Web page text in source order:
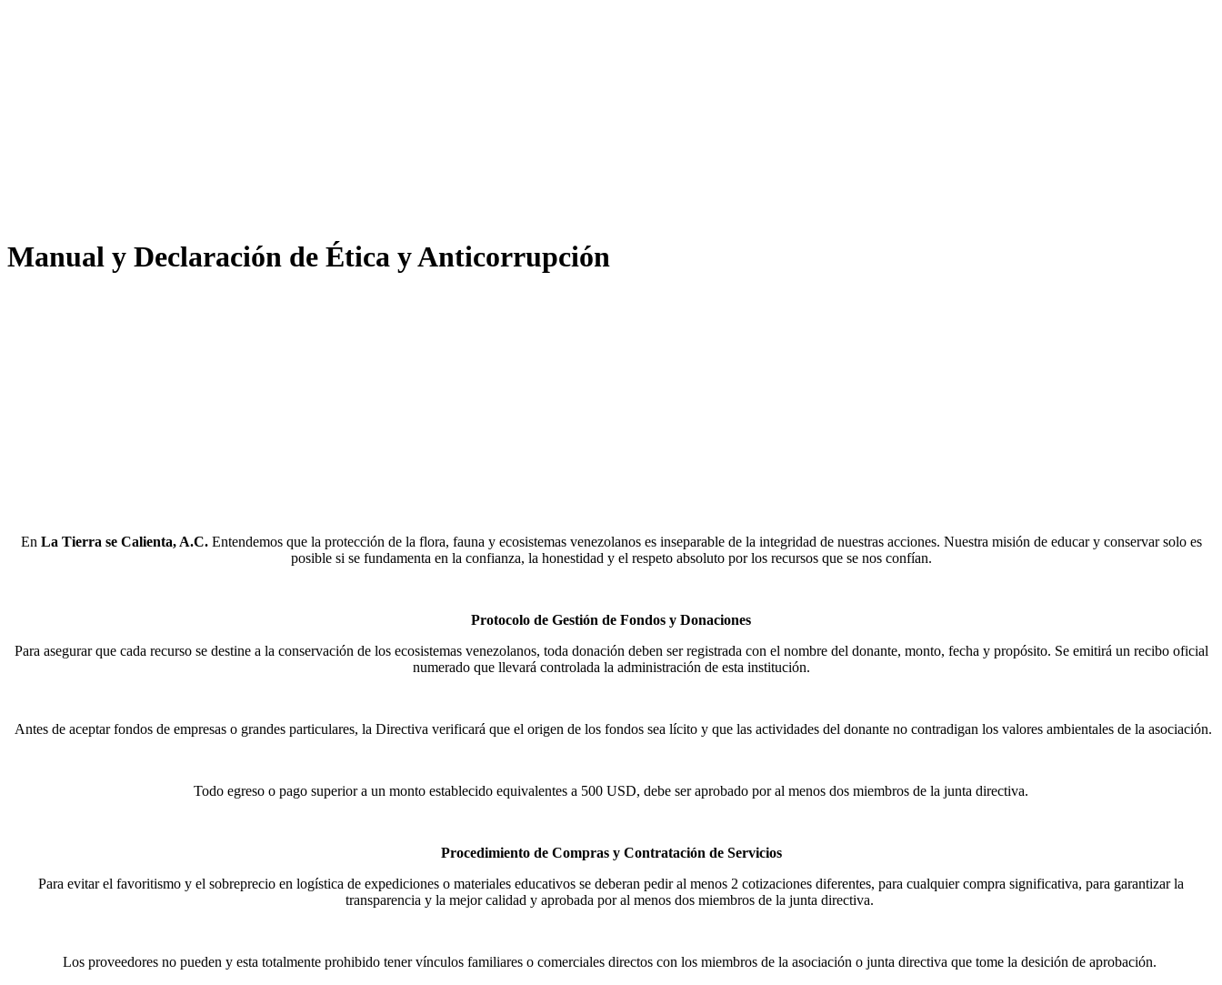
Manual y Declaración de Ética y Anticorrupción
En La Tierra se Calienta, A.C.Entendemos que la protección de la flora, fauna y ecosistemas venezolanos es inseparable de la integridad de nuestras acciones. Nuestra misión de educar y conservar solo es
posible si se fundamenta en la confianza, la honestidad y el respeto absoluto por los recursos que se nos confían.
Protocolo de Gestión de Fondos y Donaciones
Para asegurar que cada recurso se destine a la conservación de los ecosistemas venezolanos, toda donación deben ser registrada con el nombre del donante, monto, fecha y propósito. Se emitirá un recibo oficial
numerado que llevará controlada la administración de esta institución.
Antes de aceptar fondos de empresas o grandes particulares, la Directiva verificará que el origen de los fondos sea lícito y que las actividades del donante no contradigan los valores ambientales de la asociación.
Todo egreso o pago superior a un monto establecido equivalentes a 500 USD, debe ser aprobado por al menos dos miembros de la junta directiva.
Procedimiento de Compras y Contratación de Servicios
Para evitar el favoritismo y el sobreprecio en logística de expediciones o materiales educativos se deberan pedir al menos 2 cotizaciones diferentes, para cualquier compra significativa, para garantizar la
transparencia y la mejor calidad y aprobada por al menos dos miembros de la junta directiva.
Los proveedores no pueden y esta totalmente prohibido tener vínculos familiares o comerciales directos con los miembros de la asociación o junta directiva que tome la desición de aprobación.